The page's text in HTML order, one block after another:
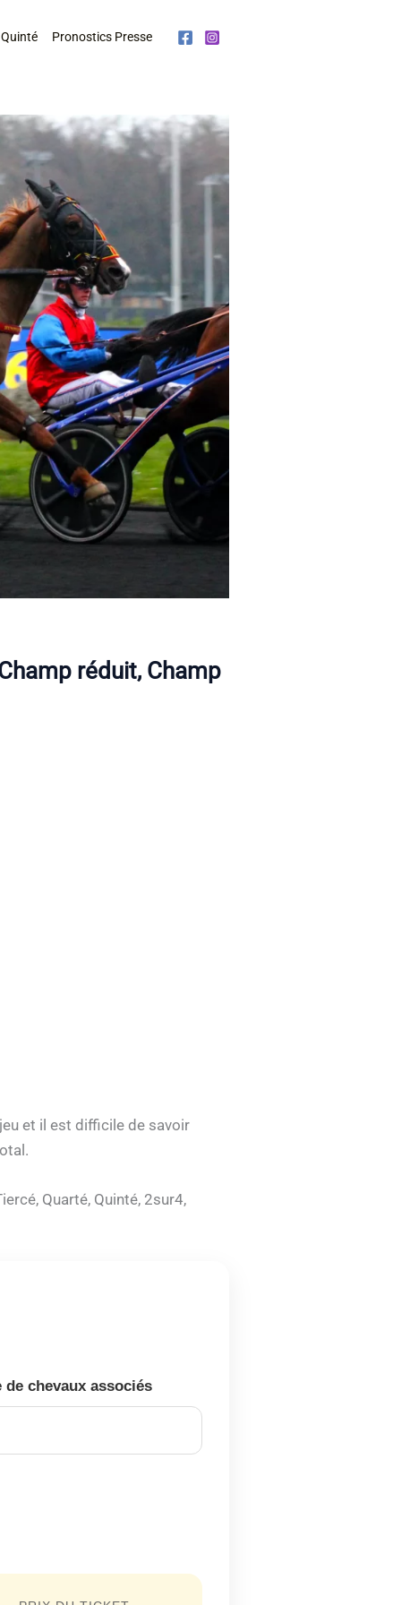
Pronostics Presse
réduit, Champ
et il est difficile de savoir
Quarté, Quinté, 2sur4,
de chevaux associés